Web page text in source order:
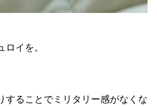
イを。
することでミリタリー感がなくな